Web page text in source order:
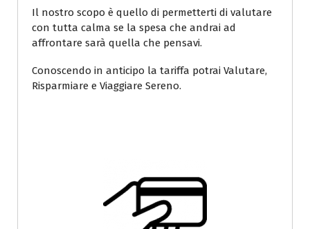
Il nostro scopo è quello di permetterti di valutare
con tutta calma se la spesa che andrai ad
affrontare sarà quella che pensavi.
Conoscendo in anticipo la tariffa potrai Valutare,
Risparmiare e Viaggiare Sereno.